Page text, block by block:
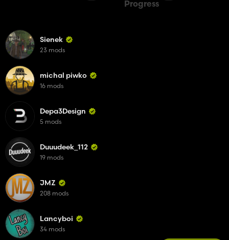
Progress
Sienek
23 mods
michal piwko
16 mods
Depa3Design
5 mods
Duuudeek_112
19 mods
JMZ
208 mods
Lancyboi
34 mods